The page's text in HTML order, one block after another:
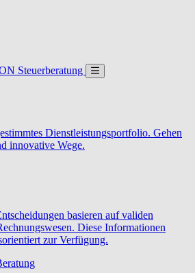
Steuerberatung
Dienstleistungsportfolio. Gehen
innovative Wege.
basieren auf validen
Diese Informationen
zur Verfügung.